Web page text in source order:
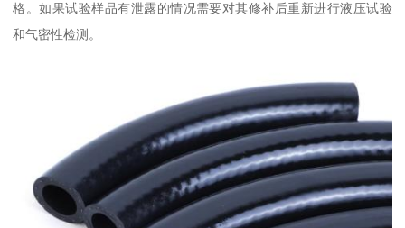
格。如果试验样品有泄露的情况需要对其修补后重新进行液压试验
和气密性检测。